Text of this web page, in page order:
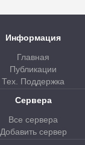
Информация
Главная
Публикации
Тех. Поддержка
Сервера
Все сервера
Добавить сервер